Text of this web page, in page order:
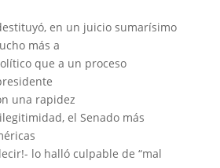
en un juicio sumarísimo
más a
que a un proceso
una rapidez
el Senado más
lo halló culpable de “mal